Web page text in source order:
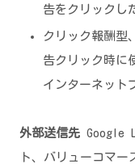
告をクリックし
クリック報酬型
告クリック時に
インターネット
外部送信先 Google
ト、バリューコマ